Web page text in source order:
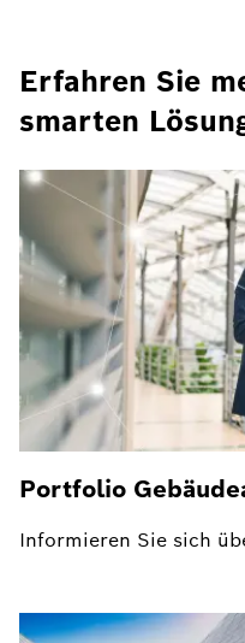
Erfahren Sie
smarten
Portfolio
Informieren Sie sich